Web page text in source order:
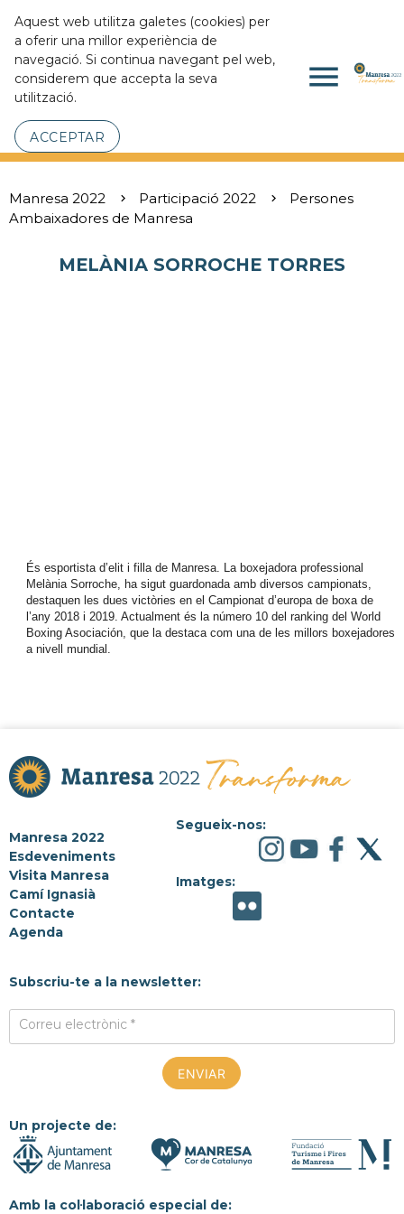
Aquest web utilitza galetes (cookies) per
a oferir una millor experiència de
navegació. Si continua navegant pel web,
considerem que accepta la seva
utilització.
ACCEPTAR
menu
Manresa 2022 Participació 2022
Persones
Ambaixadores de Manresa
MELÀNIA SORROCHE TORRES
És esportista d’elit i filla de Manresa. La boxejadora professional
Melània Sorroche, ha sigut guardonada amb diversos campionats,
destaquen les dues victòries en el Campionat d’europa de boxa de
l’any 2018 i 2019. Actualment és la número 10 del ranking del World
Boxing Asociación, que la destaca com una de les millors boxejadores
a nivell mundial.
Manresa 2022
Esdeveniments
Visita Manresa
Camí Ignasià
Contacte
Agenda
Segueix-nos:
Imatges:
Subscriu-te a la newsletter:
Correu electrònic *
Un projecte de:
Amb la col·laboració especial de: